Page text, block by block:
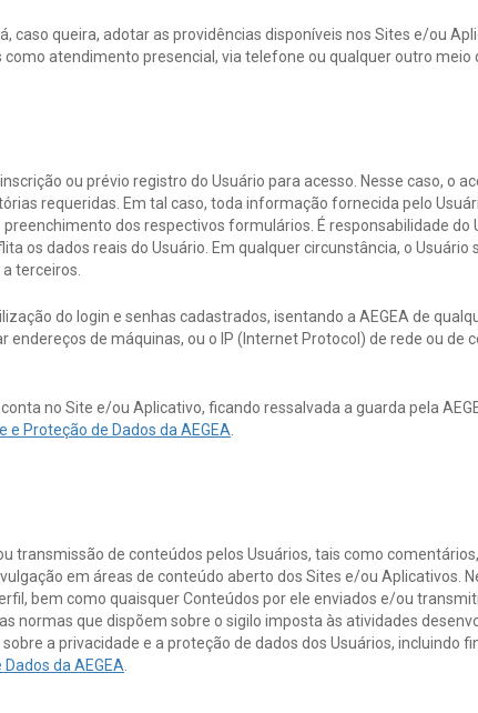
caso queira, adotar as providências disponíveis nos Sites e/ou
atendimento presencial, via telefone ou qualquer outro meio
ou prévio registro do Usuário para acesso. Nesse caso, o
requeridas. Em tal caso, toda informação fornecida pelo
dos respectivos formulários. É responsabilidade
os dados reais do Usuário. Em qualquer circunstância, o
terceiros.
do login e senhas cadastrados, isentando a AEGEA de
endereços de máquinas, ou o IP (Internet Protocol) de rede ou
no Site e/ou Aplicativo, ficando ressalvada a guarda pela
e Proteção de Dados da AEGEA
transmissão de conteúdos pelos Usuários, tais como
em áreas de conteúdo aberto dos Sites e/ou Aplicativos.
bem como quaisquer Conteúdos por ele enviados e/ou
normas que dispõem sobre o sigilo imposta às atividades
a privacidade e a proteção de dados dos Usuários, incluindo
da AEGEA